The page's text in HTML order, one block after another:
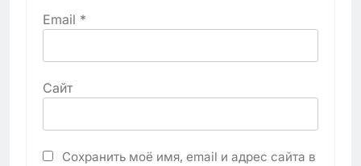
Email *
Сайт
Сохранить моё имя, email и адрес сайта в